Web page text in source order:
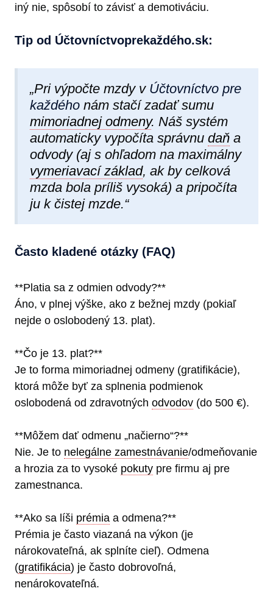
iný nie, spôsobí to závisť a demotiváciu.
Tip od Účtovníctvoprekaždéh​o.sk:
„Pri výpočte mzdy v Účtovníctvo pre
každého nám stačí zadať sumu
mimoriadnej odmeny. Náš systém
automaticky vypočíta správnu daň a
odvody (aj s ohľadom na maximálny
vymeriavací základ, ak by celková
mzda bola príliš vysoká) a pripočíta
ju k čistej mzde.“
Často kladené otázky (FAQ)
**Platia sa z odmien odvody?**
Áno, v plnej výške, ako z bežnej mzdy (pokiaľ
nejde o oslobodený 13. plat).
**Čo je 13. plat?**
Je to forma mimoriadnej odmeny (gratifikácie),
ktorá môže byť za splnenia podmienok
oslobodená od zdravotných odvodov (do 500 €).
**Môžem dať odmenu „načierno“?**
Nie. Je to nelegálne zamestnávanie/odmeňovanie
a hrozia za to vysoké pokuty pre firmu aj pre
zamestnanca.
**Ako sa líši prémia a odmena?**
Prémia je často viazaná na výkon (je
nárokovateľná, ak splníte cieľ). Odmena
(gratifikácia) je často dobrovoľná,
nenárokovateľná.